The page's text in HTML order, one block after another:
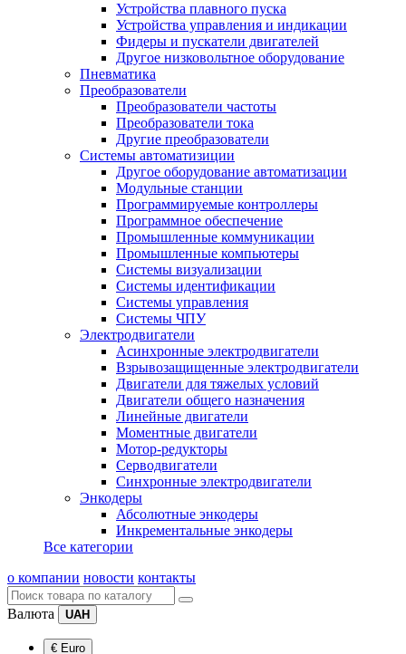
Устройства плавного пуска
Устройства управления и индикации
Фидеры и пускатели двигателей
Другое низковольтное оборудование
Пневматика
Преобразователи
Преобразователи частоты
Преобразователи тока
Другие преобразователи
Системы автоматизиции
Другое оборудование автоматизации
Модульные станции
Программируемые контроллеры
Программное обеспечение
Промышленные коммуникации
Промышленные компьютеры
Системы визуализации
Системы идентификации
Системы управления
Системы ЧПУ
Электродвигатели
Асинхронные электродвигатели
Взрывозащищенные электродвигатели
Двигатели для тяжелых условий
Двигатели общего назначения
Линейные двигатели
Моментные двигатели
Мотор-редукторы
Серводвигатели
Синхронные электродвигатели
Энкодеры
Абсолютные энкодеры
Инкрементальные энкодеры
Все категории
о компании новости контакты
Валюта UAH
€ Euro